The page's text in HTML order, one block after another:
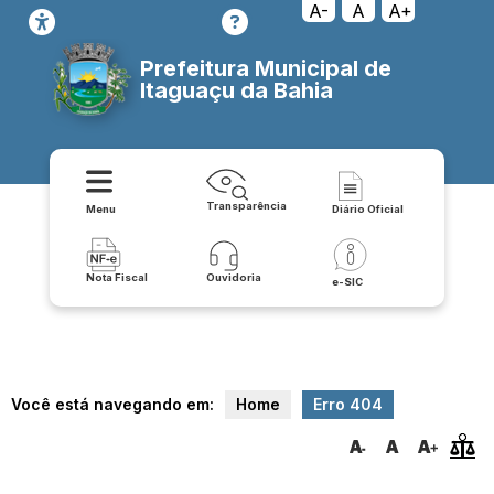
transparencia/instrumentos_celebrados/ A- A A+
Prefeitura Municipal de
Itaguaçu da Bahia
Menu Transparência Diário Oficial
Nota Fiscal Ouvidoria e-SIC
Você está navegando em: Home Erro 404